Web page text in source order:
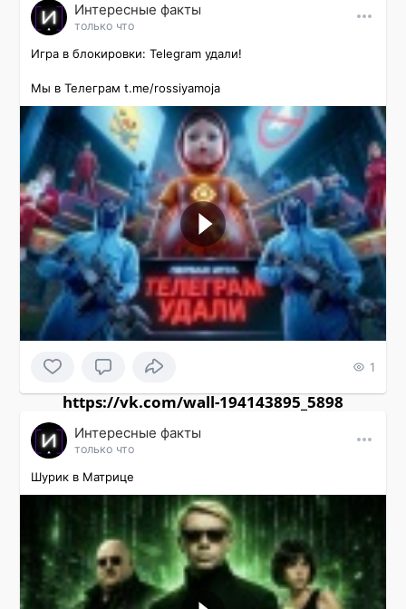
Интересные факты
только что
Игра в блокировки: Telegram удали!
Мы в Телеграм t.me/rossiyamoja
1
https://vk.com/wall-194143895_5898
Интересные факты
только что
Шурик в Матрице